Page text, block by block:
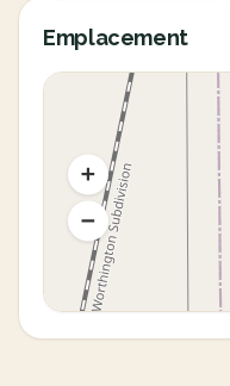
Emplacement